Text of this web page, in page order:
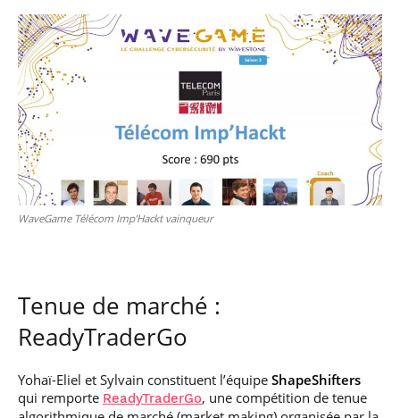
WaveGame Télécom Imp’Hackt vainqueur
Tenue de marché :
ReadyTraderGo
Yohaï-Eliel et Sylvain constituent l’équipe ShapeShifters
qui remporte ReadyTraderGo, une compétition de tenue